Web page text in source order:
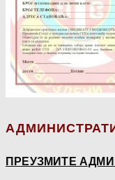
ПРЕУЗМИТЕ